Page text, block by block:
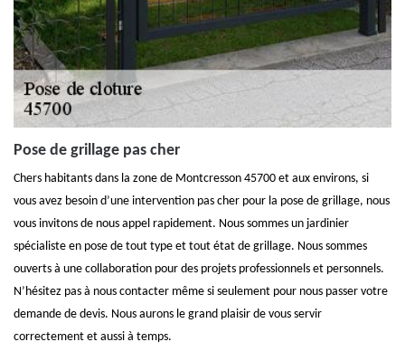
Pose de grillage pas cher
Chers habitants dans la zone de Montcresson 45700 et aux environs, si
vous avez besoin d’une intervention pas cher pour la pose de grillage, nous
vous invitons de nous appel rapidement. Nous sommes un jardinier
spécialiste en pose de tout type et tout état de grillage. Nous sommes
ouverts à une collaboration pour des projets professionnels et personnels.
N’hésitez pas à nous contacter même si seulement pour nous passer votre
demande de devis. Nous aurons le grand plaisir de vous servir
correctement et aussi à temps.